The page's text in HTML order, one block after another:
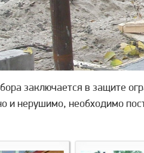
заключается в защите
и нерушимо, необходимо